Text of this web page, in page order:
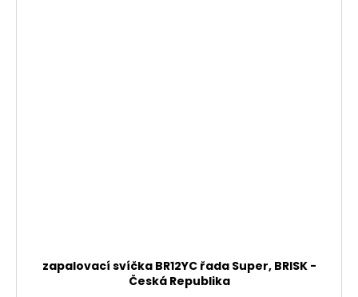
zapalovací svíčka BR12YC řada Super, BRISK -
Česká Republika